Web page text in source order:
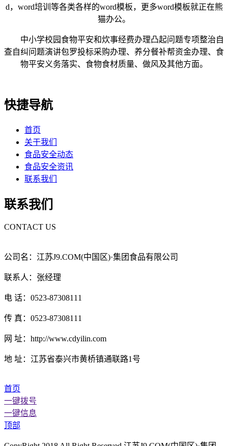
d，word培训等各类各样的word模板，更多word模板就正在熊
猫办公。
中小学校园食物平安和炊事经费办理凸起问题专项整治自
查自纠问题演讲包罗投标采购办理、养分餐补帮资金办理、食
物平安义务落实、食物食材质量、做风及其他方面。
快捷导航
首页
关于我们
食品安全动态
食品安全资讯
联系我们
联系我们
CONTACT US
公司名：江苏J9.COM(中国区)·集团食品有限公司
联系人：张经理
电 话：0523-87308111
传 真：0523-87308111
网 址：http://www.cdyilin.com
地 址：江苏省泰兴市黄桥镇通联路1号
首页
一键拨号
一键信息
顶部